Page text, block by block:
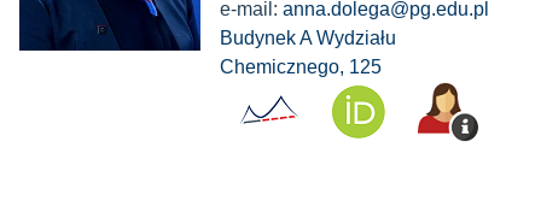
e-mail: anna.dolega@pg.edu.pl
Budynek A Wydziału
Chemicznego, 125